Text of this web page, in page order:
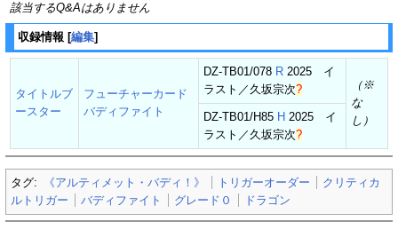
該当するQ&Aはありません
収録情報 [編集]
タイトルブ
ースター
フューチャーカード
バディファイト
DZ-TB01/078 R 2025 イ
ラスト／ 久坂宗次?
（※
な
し）
DZ-TB01/H85 H 2025 イ
ラスト／ 久坂宗次?
タグ: 《アルティメット・バディ！》 トリガーオーダー
クリティカ
ルトリガー
バディファイト グレード０ ドラゴン